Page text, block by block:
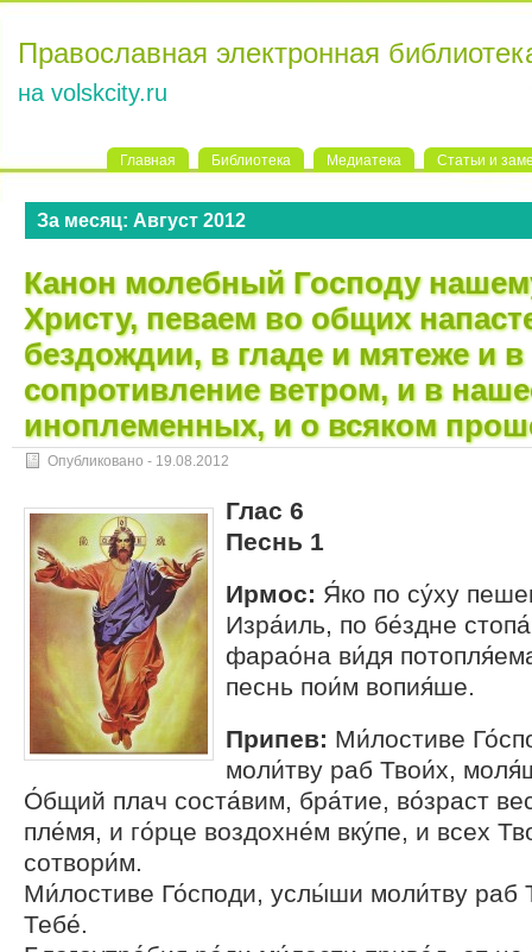
Православная электронная
на volskcity.ru
Главная Библиотека Медиатека Статьи и
За месяц: Август 2012
Канон молебный Господу
Христу, певаем во общих
бездождии, в гладе и мятеже и в
сопротивление ветром, и в
иноплеменных, и о всяком
Опубликовано - 19.08.2012
Глас 6
Песнь 1
Ирмос: Я́ко по су́ху
Изра́иль, по бе́здне
фарао́на ви́дя
песнь пои́м вопия́ше.
Припев: Ми́лостиве
моли́тву раб Твои́х,
О́бщий плач соста́вим, бра́тие, во́зраст
пле́мя, и го́рце воздохне́м вку́пе, и всех
сотвори́м.
Ми́лостиве Го́споди, услы́ши моли́тву раб
Тебе́.